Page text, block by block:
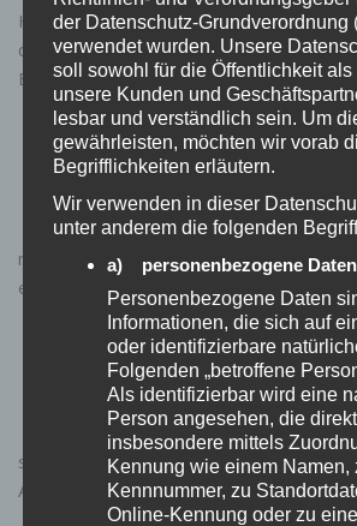
Hauch Hogwarts in der Küche? Genau
dieses magische Gewürzstreuer-Set in
Ein Stern am Ende, drei Löcher in...
Gamechanger für
gehört in jedes
0 KOMMENTARE
Kennt ihr das? Endlich
doch plötzlich drückt die
männliche Geschlecht beim Harndrang
einen großen Vorteil hat, ist weithin...
Hände frei, entspannt
SHAWE
das Ende des Handy-
0 KOMMENTARE
Wer kennt das: Man
schaut eine Serie – und nach zehn
Arm. Oder man möchte in der Küche
der Datenschutz-Grundverordnung
verwendet wurden. Unsere
soll sowohl für die Öffentlichkeit als
unsere Kunden und
lesbar und verständlich sein. Um
gewährleisten, möchten wir vorab
Begrifflichkeiten erläutern.
Wir verwenden in dieser
unter anderem die folgenden
a) personenbezogene Daten
Personenbezogene Daten
Informationen, die sich auf
oder identifizierbare
Folgenden „betroffene
Als identifizierbar wird eine
Person angesehen, die
insbesondere mittels
Kennung wie einem Namen,
Kennnummer, zu
Online-Kennung oder zu